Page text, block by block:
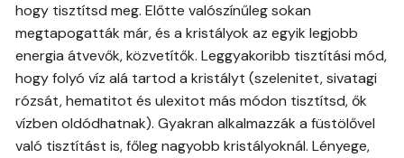
hogy tisztítsd meg. Előtte valószínűleg sokan
megtapogatták már, és a kristályok az egyik legjobb
energia átvevők, közvetítők. Leggyakoribb tisztítási mód,
hogy folyó víz alá tartod a kristályt (szelenitet, sivatagi
rózsát, hematitot és ulexitot más módon tisztítsd, ők
vízben oldódhatnak). Gyakran alkalmazzák a füstölővel
való tisztítást is, főleg nagyobb kristályoknál. Lényege,